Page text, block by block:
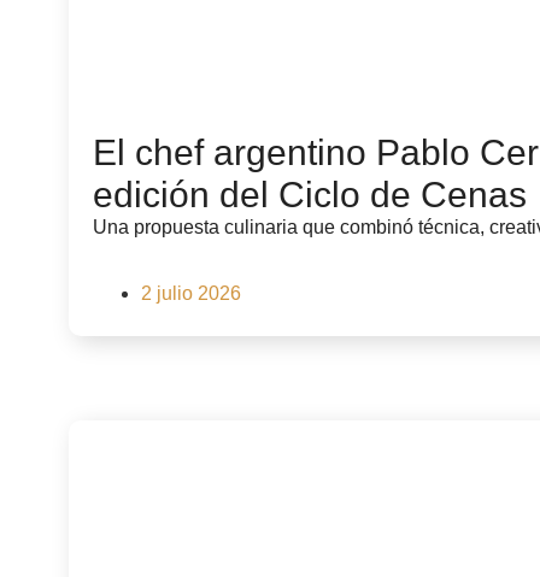
El chef argentino Pablo
edición del Ciclo de Cenas
Una propuesta culinaria que combinó técnica,
2 julio 2026